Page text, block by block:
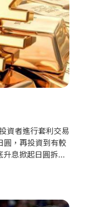
資者進行套利交易
圓，再投資到有較
息掀起日圓拆倉
響，尤其是在利率
幣或資產例如澳